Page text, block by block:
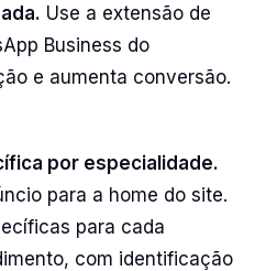
Use a extensão de
Business do
e aumenta conversão.
por especialidade.
para a home do site.
para cada
com identificação